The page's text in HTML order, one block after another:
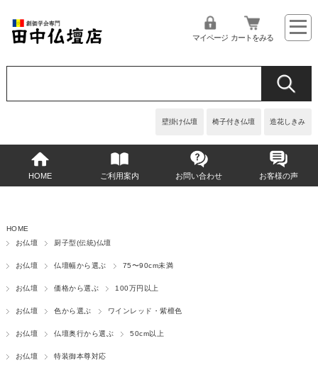
壁掛け仏壇 椅子付き仏壇 造花しきみ
マイページ カートをみる
HOME ご利用案内 お問い合わせ お客様の声
HOME
お仏壇
厨子型(伝統)仏壇
お仏壇 仏壇幅から選ぶ 75〜90cm未満
お仏壇 価格から選ぶ 100万円以上
お仏壇 色から選ぶ ワインレッド・紫檀色
お仏壇 仏壇奥行から選ぶ 50cm以上
お仏壇 特装御本尊対応